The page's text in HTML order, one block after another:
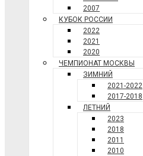
2007
КУБОК РОССИИ
2022
2021
2020
ЧЕМПИОНАТ МОСКВЫ
ЗИМНИЙ
2021-2022
2017-2018
ЛЕТНИЙ
2023
2018
2011
2010